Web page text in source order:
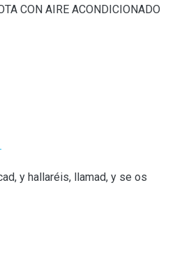
CON AIRE ACONDICIONADO
y hallaréis, llamad, y se os